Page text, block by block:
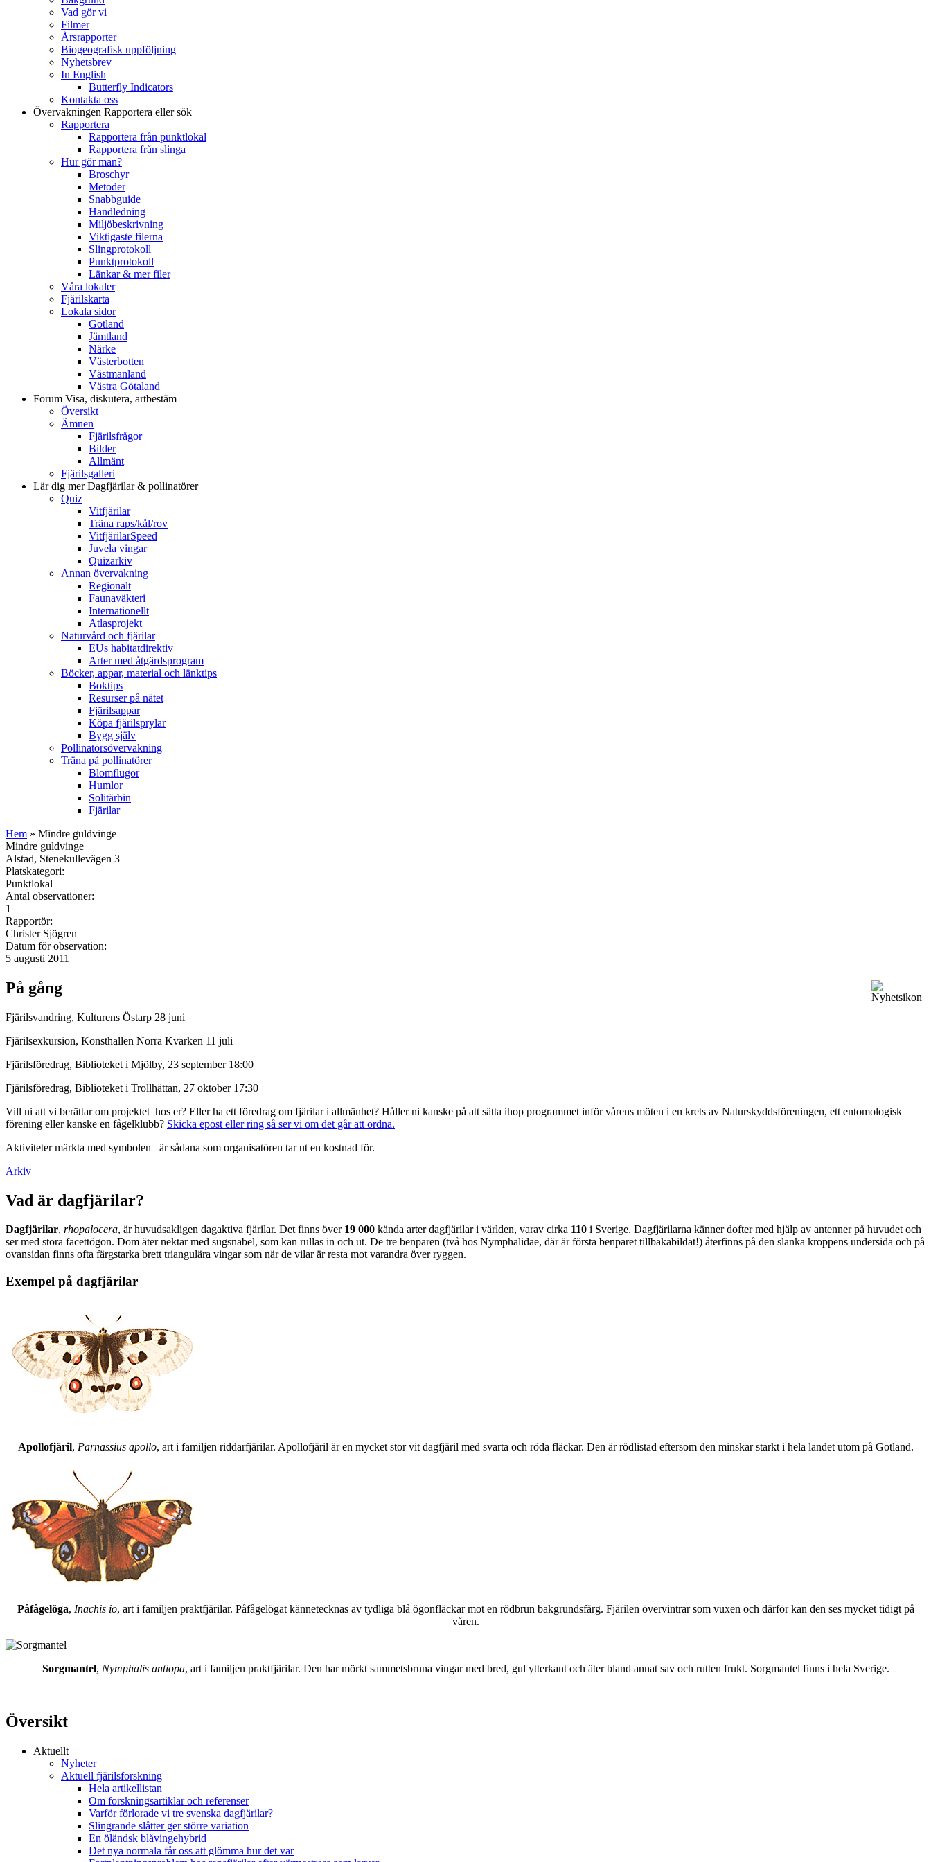
Vad gör vi
Filmer
Årsrapporter
Biogeografisk uppföljning
Nyhetsbrev
In English
Butterfly Indicators
Kontakta oss
Övervakningen Rapportera eller sök
Rapportera
Rapportera från punktlokal
Rapportera från slinga
Hur gör man?
Broschyr
Metoder
Snabbguide
Handledning
Miljöbeskrivning
Viktigaste filerna
Slingprotokoll
Punktprotokoll
Länkar & mer filer
Våra lokaler
Fjärilskarta
Lokala sidor
Gotland
Jämtland
Närke
Västerbotten
Västmanland
Västra Götaland
Forum Visa, diskutera, artbestäm
Översikt
Ämnen
Fjärilsfrågor
Bilder
Allmänt
Fjärilsgalleri
Lär dig merDagfjärilar & pollinatörer
Quiz
Vitfjärilar
Träna raps/kål/rov
VitfjärilarSpeed
Juvela vingar
Quizarkiv
Annan övervakning
Regionalt
Faunaväkteri
Internationellt
Atlasprojekt
Naturvård och fjärilar
EUs habitatdirektiv
Arter med åtgärdsprogram
Böcker, appar, material och länktips
Boktips
Resurser på nätet
Fjärilsappar
Köpa fjärilsprylar
Bygg själv
Pollinatörsövervakning
Träna på pollinatörer
Blomflugor
Humlor
Solitärbin
Fjärilar
Hem » Mindre guldvinge
Mindre guldvinge
Alstad, Stenekullevägen 3
Platskategori:
Punktlokal
Antal observationer:
1
Rapportör:
Christer Sjögren
Datum för observation:
5 augusti 2011
På gång
Fjärilsvandring, Kulturens Östarp 28 juni
Fjärilsexkursion, Konsthallen Norra Kvarken 11 juli
Fjärilsföredrag, Biblioteket i Mjölby, 23 september 18:00
Fjärilsföredrag, Biblioteket i Trollhättan, 27 oktober 17:30
Vill ni att vi berättar om projektet hos er? Eller ha ett föredrag om fjärilar i allmänhet? Håller ni kanske på att sätta ihop programmet inför vårens möten i en krets av Naturskyddsföreningen, ett entomologisk
förening eller kanske en fågelklubb? Skicka epost eller ring så ser vi om det går att ordna.
Aktiviteter märkta med symbolen
är sådana som organisatören tar ut en kostnad för.
Arkiv
Vad är dagfjärilar?
Dagfjärilar, rhopalocera, är huvudsakligen dagaktiva fjärilar. Det finns över 19 000 kända arter dagfjärilar i världen, varav cirka 110 i Sverige. Dagfjärilarna känner dofter med hjälp av antenner på huvudet och
ser med stora facettögon. Dom äter nektar med sugsnabel, som kan rullas in och ut. De tre benparen (två hos Nymphalidae, där är första benparet tillbakabildat!) återfinns på den slanka kroppens undersida och på
ovansidan finns ofta färgstarka brett triangulära vingar som när de vilar är resta mot varandra över ryggen.
Exempel på dagfjärilar
Apollofjäril, Parnassius apollo, art i familjen riddarfjärilar. Apollofjäril är en mycket stor vit dagfjäril med svarta och röda fläckar. Den är rödlistad eftersom den minskar starkt i hela landet utom på Gotland.
Påfågelöga, Inachis io, art i familjen praktfjärilar. Påfågelögat kännetecknas av tydliga blå ögonfläckar mot en rödbrun bakgrundsfärg. Fjärilen övervintrar som vuxen och därför kan den ses mycket tidigt på
våren.
Sorgmantel, Nymphalis antiopa, art i familjen praktfjärilar. Den har mörkt sammetsbruna vingar med bred, gul ytterkant och äter bland annat sav och rutten frukt. Sorgmantel finns i hela Sverige.
Översikt
Aktuellt
Nyheter
Aktuell fjärilsforskning
Hela artikellistan
Om forskningsartiklar och referenser
Varför förlorade vi tre svenska dagfjärilar?
Slingrande slåtter ger större variation
En öländsk blåvingehybrid
Det nya normala får oss att glömma hur det var